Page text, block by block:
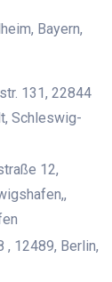
Bayern,
131, 22844
Schleswig-
12,
, 12489, Berlin,